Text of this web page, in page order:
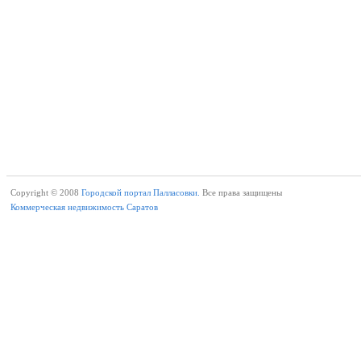
Copyright © 2008 Городской портал Палласовки. Все права защищены
Коммерческая недвижимость Саратов